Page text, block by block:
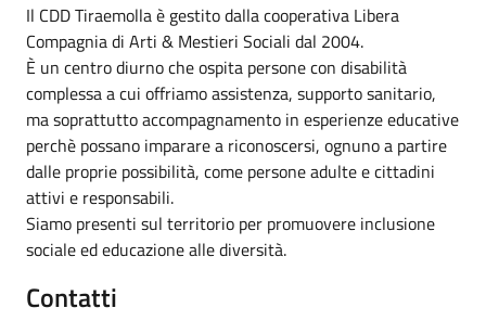
Il CDD Tiraemolla è gestito dalla cooperativa Libera
Compagnia di Arti & Mestieri Sociali dal 2004.
È un centro diurno che ospita persone con disabilità
complessa a cui offriamo assistenza, supporto sanitario,
ma soprattutto accompagnamento in esperienze educative
perchè possano imparare a riconoscersi, ognuno a partire
dalle proprie possibilità, come persone adulte e cittadini
attivi e responsabili.
Siamo presenti sul territorio per promuovere inclusione
sociale ed educazione alle diversità.
Contatti